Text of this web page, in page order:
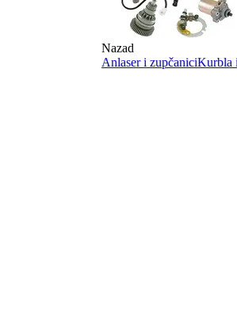
Nazad
Anlaser i zupčaniciKurbla